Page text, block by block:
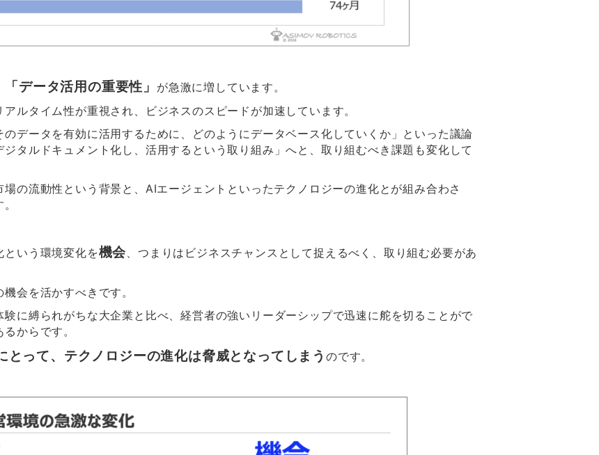
「データ活用の重要性」 が急激に増しています。
ルタイム性が重視され、ビジネスのスピードが加速しています。
データを有効に活用するために、どのようにデータベース化していくか」といった議論
タルドキュメント化し、活用するという取り組み」へと、取り組むべき課題も変化して
の流動性という背景と、AIエージェントといったテクノロジーの進化とが組み合わさ
いう環境変化を機会 、つまりはビジネスチャンスとして捉えるべく、取り組む必要があ
会を活かすべきです。
に縛られがちな大企業と比べ、経営者の強いリーダーシップで迅速に舵を切ることがで
からです。
とって、テクノロジーの進化は脅威となってしまうのです。